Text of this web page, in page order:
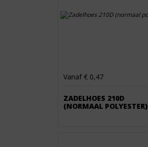
Vanaf € 0,47
ZADELHOES 210D
(NORMAAL POLYESTER)